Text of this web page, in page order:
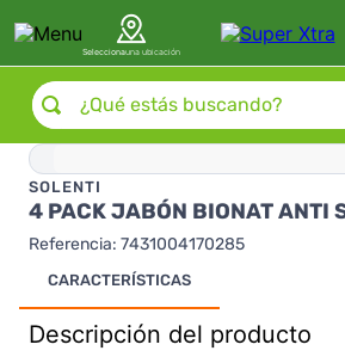
Seleccionauna ubicación
¿Qué estás buscando?
SOLENTI
4 PACK JABÓN BIONAT ANTI
Referencia: 7431004170285
CARACTERÍSTICAS
Descripción del producto